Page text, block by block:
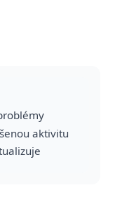
aktivitu